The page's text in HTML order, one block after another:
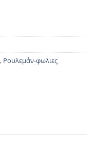
, Ρουλεμάν-φωλιες